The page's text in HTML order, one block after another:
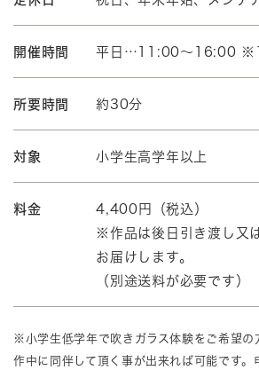
開催時間 平日…11:00～16:00
所要時間 約30分
対象 小学生高学年以上
料金
4,400円（税込）
※作品は後日引き渡し又
お届けします。
（別途送料が必要です）
※小学生低学年で吹きガラス体験をご希望の
作中に同伴して頂く事が出来れば可能です。